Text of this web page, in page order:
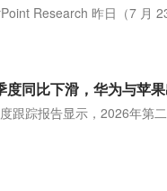
Research 昨日（7 月
同比下滑，华为与苹
跟踪报告显示，2026年第